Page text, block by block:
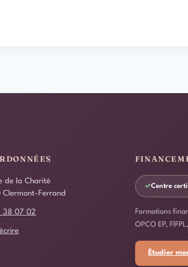
de la Charité
Clermont-Ferrand
38 07 02
✓Centre
Formations
OPCO EP,
Étudier